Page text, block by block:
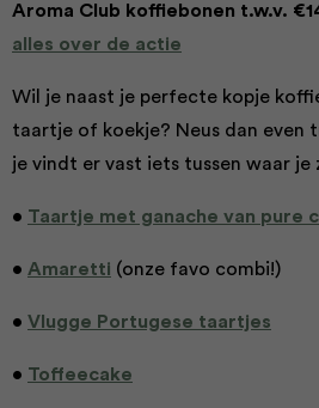
Aroma Club koffiebonen t.w.v.
alles over de actie
Wil je naast je perfecte kopje
taartje of koekje? Neus dan even
je vindt er vast iets tussen waar je
• Taartje met ganache van pure
• Amaretti (onze favo combi!)
• Vlugge Portugese taartjes
• Toffeecake